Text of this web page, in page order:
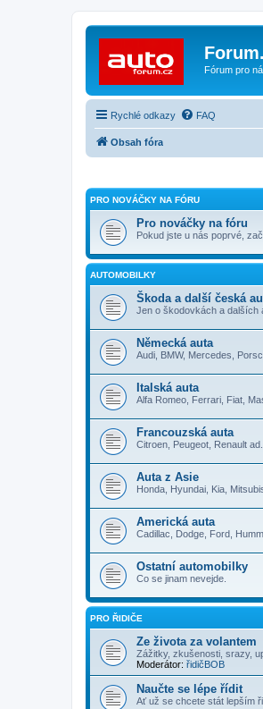
Fórum pro
Rychlé odkazy FAQ
Obsah fóra
PRO NOVÁČKY NA FÓRU
Pro nováčky na fóru
Pokud jste u nás poprvé,
AUTOMOBILKY
Škoda a další česká
Jen o škodovkách a dalších
Německá auta
Audi, BMW, Mercedes,
Italská auta
Alfa Romeo, Ferrari, Fiat,
Francouzská auta
Citroen, Peugeot, Renault ad.
Auta z Asie
Honda, Hyundai, Kia,
Americká auta
Cadillac, Dodge, Ford,
Ostatní automobilky
Co se jinam nevejde.
PRO ŘIDIČE
Ze života za volantem
Zážitky, zkušenosti, srazy,
Moderátor: řidičBOB
Naučte se lépe řídit
Ať už se chcete stát lepším